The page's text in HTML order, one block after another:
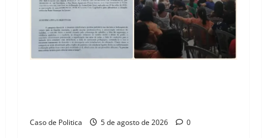
Caso de Politica 5 de agosto de 2026 0